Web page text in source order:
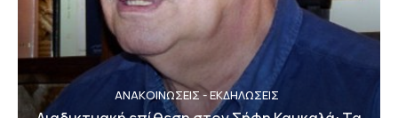
ΑΝΑΚΟΙΝΩΣΕΙΣ - ΕΚΔΗΛΩΣΕΙΣ